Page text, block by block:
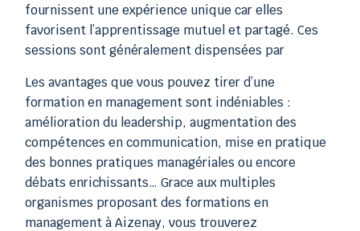
fournissent une expérience unique car elles
favorisent l’apprentissage mutuel et partagé. Ces
sessions sont généralement dispensées par
Les avantages que vous pouvez tirer d’une
formation en management sont indéniables :
amélioration du leadership, augmentation des
compétences en communication, mise en pratique
des bonnes pratiques managériales ou encore
débats enrichissants… Grace aux multiples
organismes proposant des formations en
management à Aizenay, vous trouverez